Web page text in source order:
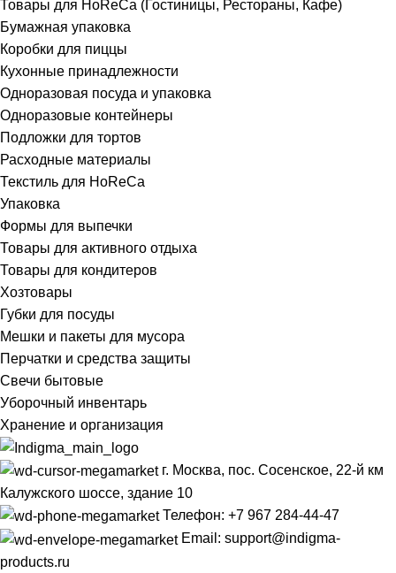
Товары для HoReCa (Гостиницы, Рестораны, Кафе)
Бумажная упаковка
Коробки для пиццы
Кухонные принадлежности
Одноразовая посуда и упаковка
Одноразовые контейнеры
Подложки для тортов
Расходные материалы
Текстиль для HoReCa
Упаковка
Формы для выпечки
Товары для активного отдыха
Товары для кондитеров
Хозтовары
Губки для посуды
Мешки и пакеты для мусора
Перчатки и средства защиты
Свечи бытовые
Уборочный инвентарь
Хранение и организация
г. Москва, пос. Сосенское, 22-й км
Калужского шоссе, здание 10
Телефон: +7 967 284-44-47
Email: support@indigma-
products.ru